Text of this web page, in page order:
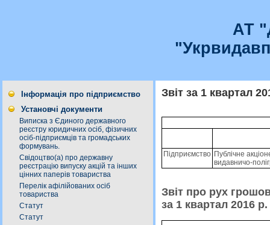
АТ
Інформація про підприємство
Установчі документи
Виписка з Єдиного державного
реєстру юридичних осіб, фізичних
осіб-підприємців та громадських
формувань.
Свідоцтво(а) про державну
реєстрацію випуску акцій та інших
цінних паперів товариства
Перелік афілійованих осіб
товариства
Статут
Статут
Звіт за 1 квартал
Підприємство Публiчне
видавничо-
Звіт про рух
за 1 квартал 2016 р.